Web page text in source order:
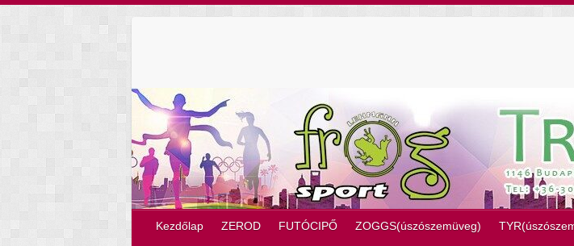
Kezdőlap ZEROD FUTÓCIPŐ ZOGGS(úszószemüveg)